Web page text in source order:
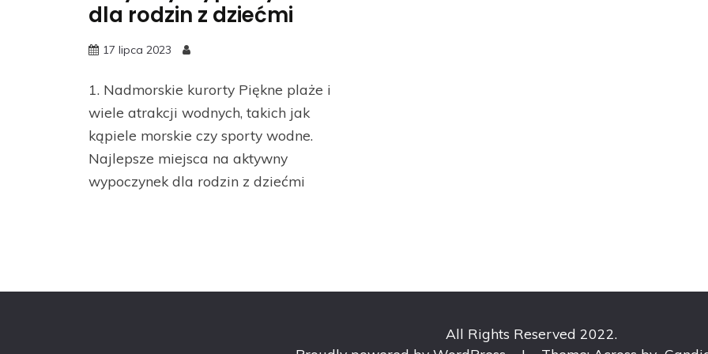
dla rodzin z dziećmi
17 lipca 2023
1. Nadmorskie kurorty Piękne plaże i
wiele atrakcji wodnych, takich jak
kąpiele morskie czy sporty wodne.
Najlepsze miejsca na aktywny
wypoczynek dla rodzin z dziećmi
All Rights Reserved 2022.